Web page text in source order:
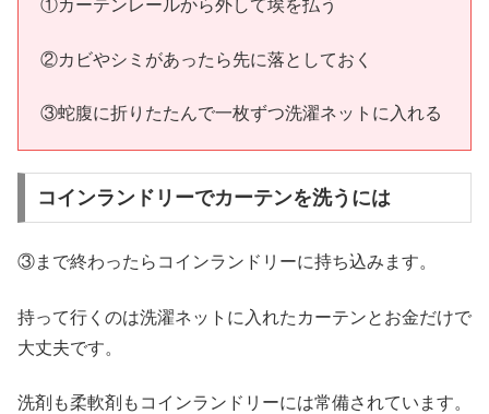
①カーテンレールから外して埃を払う
②カビやシミがあったら先に落としておく
③蛇腹に折りたたんで一枚ずつ洗濯ネットに入れる
コインランドリーでカーテンを洗うには
③まで終わったらコインランドリーに持ち込みます。
持って行くのは洗濯ネットに入れたカーテンとお金だけで
大丈夫です。
洗剤も柔軟剤もコインランドリーには常備されています。